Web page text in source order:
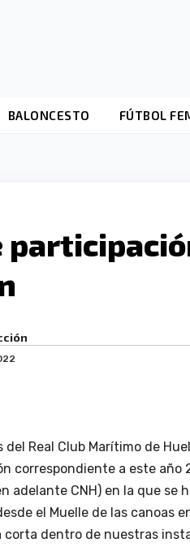
BALONCESTO FÚTBOL
del Real Club Marítimo de
correspondiente a este
adelante CNH) en la que
el Muelle de las canoas
corta dentro de nuestras